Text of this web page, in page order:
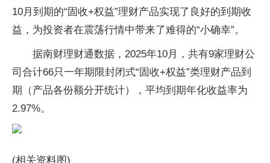
10月到期的“固收+权益”理财产品实现了良好的到期收
益，为投资者在震荡行情中带来了难得的“小确幸”。
据南财理财通数据，2025年10月，共有9家理财公
司合计66只一年期限封闭式“固收+权益”类理财产品到
期（产品各份额分开统计），平均到期年化收益率为
2.97%。
(相关资料图)